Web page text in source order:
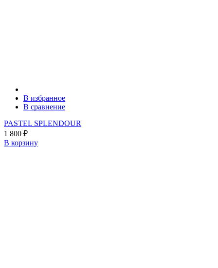
В избранное
В сравнение
PASTEL SPLENDOUR
1 800 ₽
В корзину